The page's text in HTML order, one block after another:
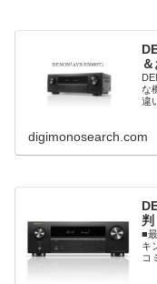
な
違
digimonosearch.com
判
■
キ
コ